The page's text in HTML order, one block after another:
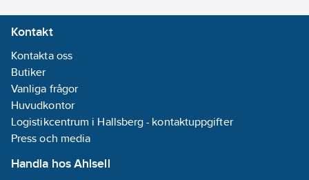
Kontakt
Kontakta oss
Butiker
Vanliga frågor
Huvudkontor
Logistikcentrum i Hallsberg - kontaktuppgifter
Press och media
Handla hos Ahlsell